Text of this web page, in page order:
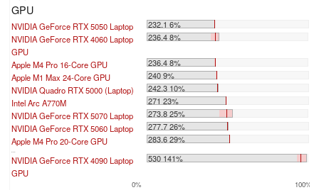
GPU
NVIDIA GeForce RTX 5050 Laptop
232.1 6%
NVIDIA GeForce RTX 4060 Laptop
GPU
236.4 8%
Apple M4 Pro 16-Core GPU
236.4 8%
Apple M1 Max 24-Core GPU
240 9%
NVIDIA Quadro RTX 5000 (Laptop)
242.3 10%
Intel Arc A770M
271 23%
NVIDIA GeForce RTX 5070 Laptop
273.8 25%
NVIDIA GeForce RTX 5060 Laptop
277.7 26%
Apple M4 Pro 20-Core GPU
283.6 29%
...
NVIDIA GeForce RTX 4090 Laptop
GPU
530 141%
0% 100%